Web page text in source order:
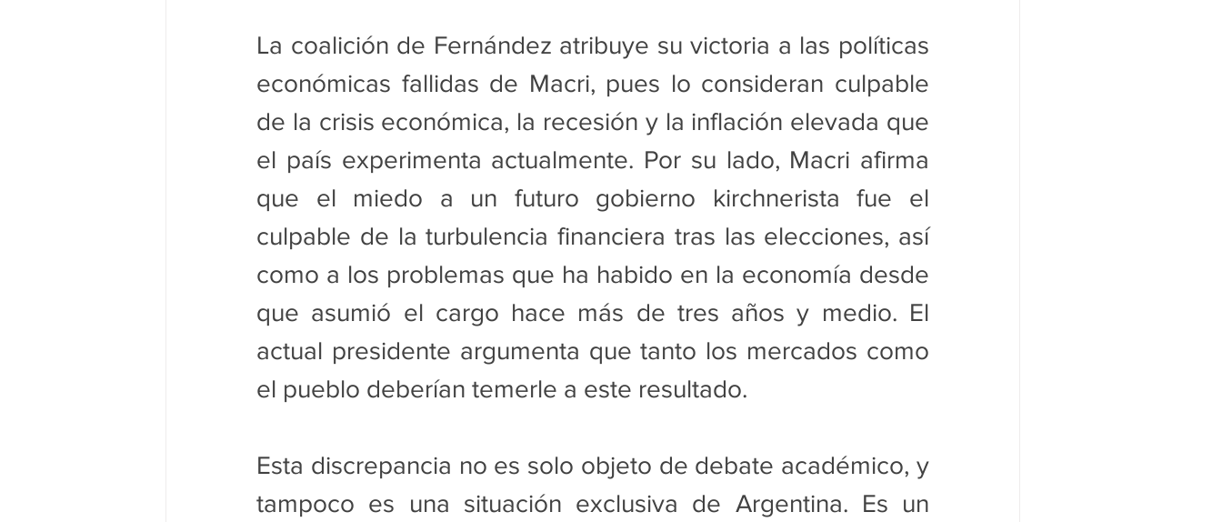
La coalición de Fernández atribuye su victoria a las políticas
económicas fallidas de Macri, pues lo consideran culpable
de la crisis económica, la recesión y la inflación elevada que
el país experimenta actualmente. Por su lado, Macri afirma
que el miedo a un futuro gobierno kirchnerista fue el
culpable de la turbulencia financiera tras las elecciones, así
como a los problemas que ha habido en la economía desde
que asumió el cargo hace más de tres años y medio. El
actual presidente argumenta que tanto los mercados como
el pueblo deberían temerle a este resultado.
Esta discrepancia no es solo objeto de debate académico, y
tampoco es una situación exclusiva de Argentina. Es un